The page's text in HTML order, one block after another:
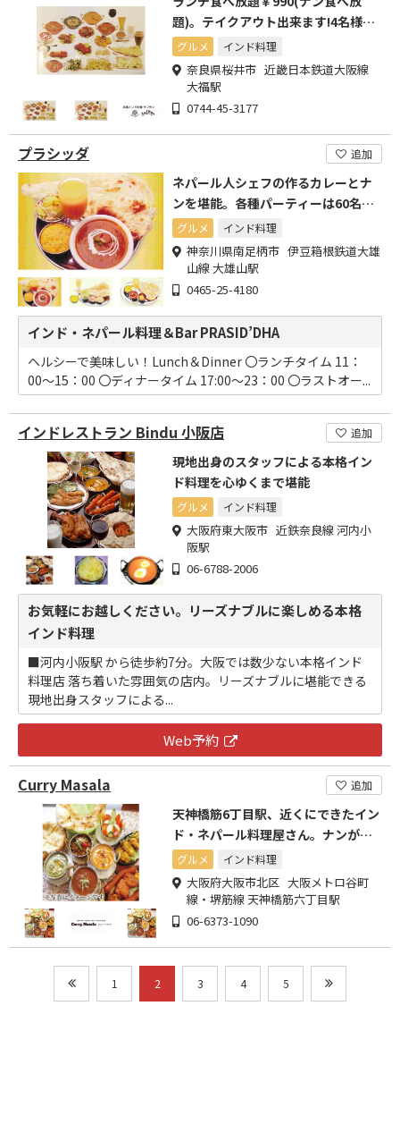
題)。テイクアウト出来ます!4名様よ
り食べ飲み放題90分有
グルメ インド料理
奈良県桜井市 近畿日本鉄道大阪線
大福駅
0744-45-3177
プラシッダ 追加
ネパール人シェフの作るカレーとナ
ンを堪能。各種パーティーは60名様
まで！
グルメ インド料理
神奈川県南足柄市 伊豆箱根鉄道大雄
山線 大雄山駅
0465-25-4180
インド・ネパール料理＆Bar PRASID’DHA
ヘルシーで美味しい！Lunch＆Dinner 〇ランチタイム 11：
00～15：00 〇ディナータイム 17:00～23：00 〇ラストオー...
インドレストラン Bindu 小阪店 追加
現地出身のスタッフによる本格イン
ド料理を心ゆくまで堪能
グルメ インド料理
大阪府東大阪市 近鉄奈良線 河内小
阪駅
06-6788-2006
お気軽にお越しください。リーズナブルに楽しめる本格
インド料理
■河内小阪駅 から徒歩約7分。大阪では数少ない本格インド
料理店 落ち着いた雰囲気の店内。リーズナブルに堪能できる
現地出身スタッフによる...
Web予約
Curry Masala 追加
天神橋筋6丁目駅、近くにできたイン
ド・ネパール料理屋さん。ナンがと
ても大きく美味しいです!
グルメ インド料理
大阪府大阪市北区 大阪メトロ谷町
線・堺筋線 天神橋筋六丁目駅
06-6373-1090
1 2 3 4 5